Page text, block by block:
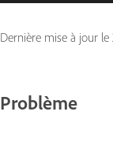
Dernière mise à jour le
Problème